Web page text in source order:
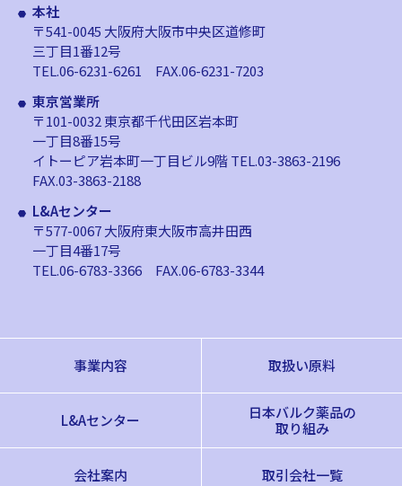
本社
〒541-0045 大阪府大阪市中央区道修町
三丁目1番12号
TEL.06-6231-6261 FAX.06-6231-7203
東京営業所
〒101-0032 東京都千代田区岩本町
一丁目8番15号
イトーピア岩本町一丁目ビル9階TEL.03-3863-2196
FAX.03-3863-2188
L&Aセンター
〒577-0067 大阪府東大阪市高井田西
一丁目4番17号
TEL.06-6783-3366 FAX.06-6783-3344
事業内容 取扱い原料
L&Aセンター
日本バルク薬品の
取り組み
会社案内 取引会社一覧